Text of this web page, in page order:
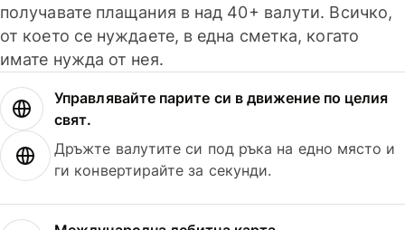
получавате плащания в над 40+ валути. Всичко,
от което се нуждаете, в една сметка, когато
имате нужда от нея.
Управлявайте парите си в движение по целия
свят.
Дръжте валутите си под ръка на едно място и
ги конвертирайте за секунди.